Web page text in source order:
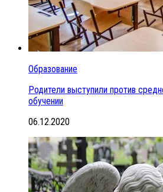
Образование
Родители выступили против
обучении
06.12.2020